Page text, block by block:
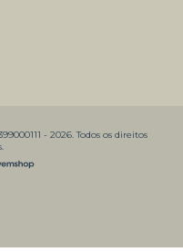
- 2026. Todos os direitos